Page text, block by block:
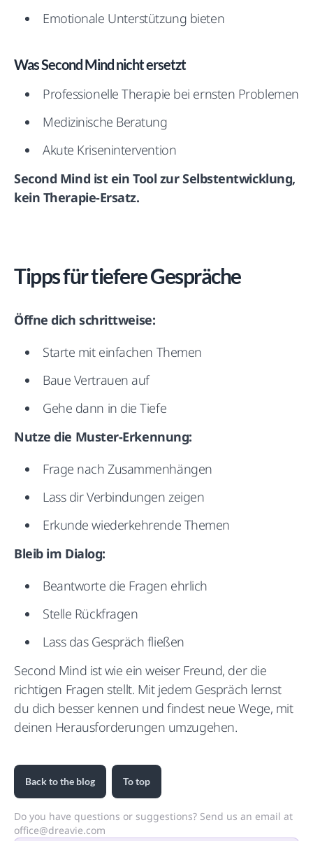
Emotionale Unterstützung bieten
Was Second Mind nicht ersetzt
Professionelle Therapie bei ernsten Problemen
Medizinische Beratung
Akute Krisenintervention
Second Mind ist ein Tool zur Selbstentwicklung,
kein Therapie-Ersatz.
Tipps für tiefere Gespräche
Öffne dich schrittweise:
Starte mit einfachen Themen
Baue Vertrauen auf
Gehe dann in die Tiefe
Nutze die Muster-Erkennung:
Frage nach Zusammenhängen
Lass dir Verbindungen zeigen
Erkunde wiederkehrende Themen
Bleib im Dialog:
Beantworte die Fragen ehrlich
Stelle Rückfragen
Lass das Gespräch fließen
Second Mind ist wie ein weiser Freund, der die
richtigen Fragen stellt. Mit jedem Gespräch lernst
du dich besser kennen und findest neue Wege, mit
deinen Herausforderungen umzugehen.
Back to the blog To top
Do you have questions or suggestions? Send us an email at
office@dreavie.com